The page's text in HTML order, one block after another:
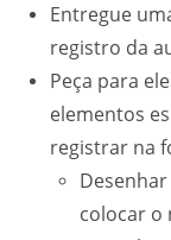
Entregue
registro da
Peça para
elementos
registrar na
colocar o